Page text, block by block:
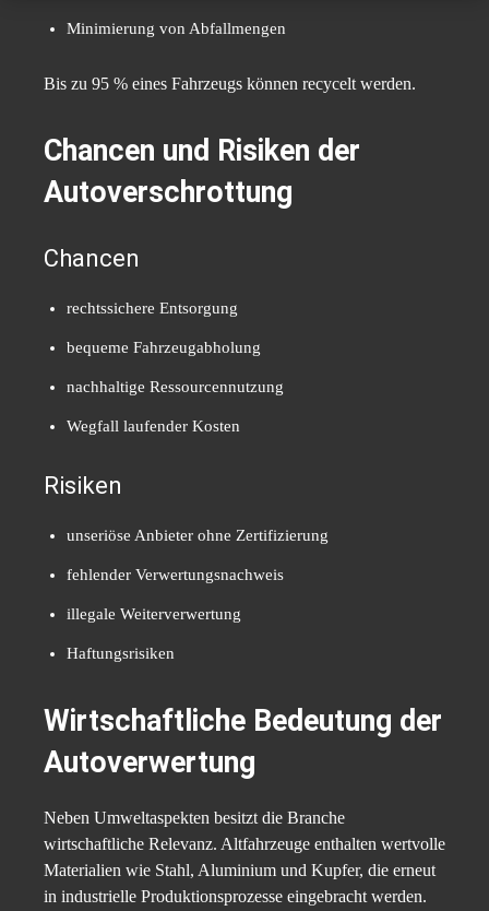
Minimierung von Abfallmengen
Bis zu 95 % eines Fahrzeugs können recycelt werden.
Chancen und Risiken der
Autoverschrottung
Chancen
rechtssichere Entsorgung
bequeme Fahrzeugabholung
nachhaltige Ressourcennutzung
Wegfall laufender Kosten
Risiken
unseriöse Anbieter ohne Zertifizierung
fehlender Verwertungsnachweis
illegale Weiterverwertung
Haftungsrisiken
Wirtschaftliche Bedeutung der
Autoverwertung
Neben Umweltaspekten besitzt die Branche
wirtschaftliche Relevanz. Altfahrzeuge enthalten wertvolle
Materialien wie Stahl, Aluminium und Kupfer, die erneut
in industrielle Produktionsprozesse eingebracht werden.